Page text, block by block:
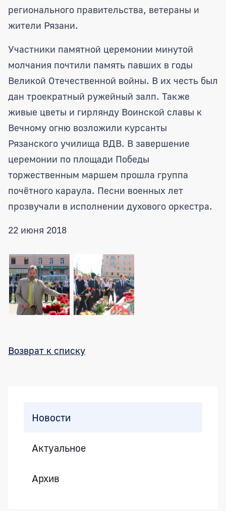
регионального правительства, ветераны и
жители Рязани.
Участники памятной церемонии минутой
молчания почтили память павших в годы
Великой Отечественной войны. В их честь был
дан троекратный ружейный залп. Также
живые цветы и гирлянду Воинской славы к
Вечному огню возложили курсанты
Рязанского училища ВДВ. В завершение
церемонии по площади Победы
торжественным маршем прошла группа
почётного караула. Песни военных лет
прозвучали в исполнении духового оркестра.
22 июня 2018
Возврат к списку
Новости
Актуальное
Архив